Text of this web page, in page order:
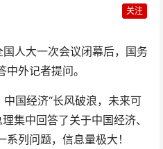
关注
人大一次会议闭幕后，国务
外记者提问。
国经济“长风破浪，未来可
集中回答了关于中国经济、
列问题，信息量极大！